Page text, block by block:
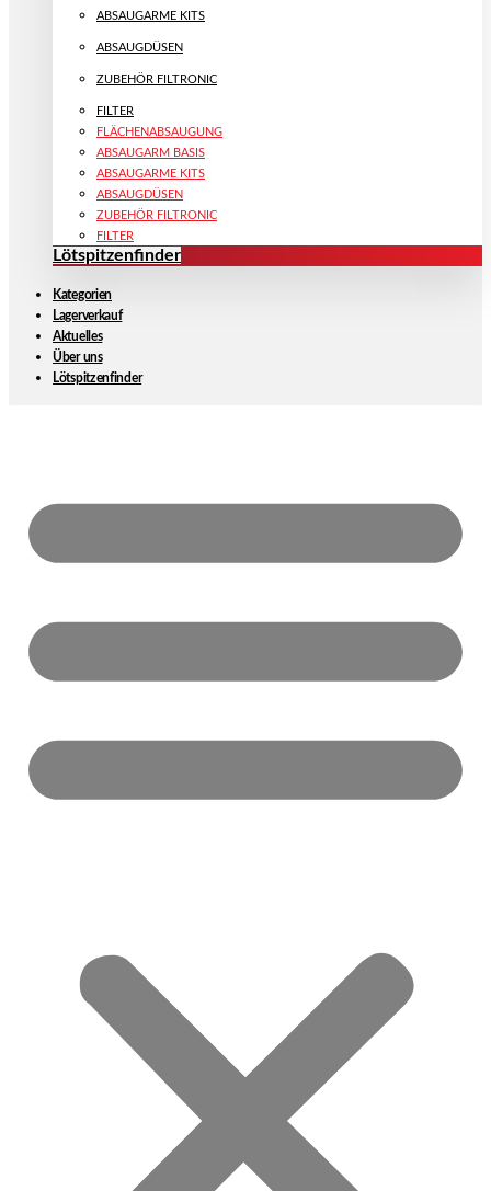
ABSAUGARME KITS
ABSAUGDÜSEN
ZUBEHÖR FILTRONIC
FILTER
FLÄCHENABSAUGUNG
ABSAUGARM BASIS
ABSAUGARME KITS
ABSAUGDÜSEN
ZUBEHÖR FILTRONIC
FILTER
Lötspitzenfinder
Kategorien
Lagerverkauf
Aktuelles
Über uns
Lötspitzenfinder